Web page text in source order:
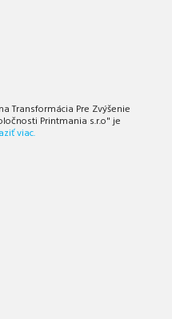
Transformácia Pre Zvýšenie
Printmania s.r.o" je
viac.